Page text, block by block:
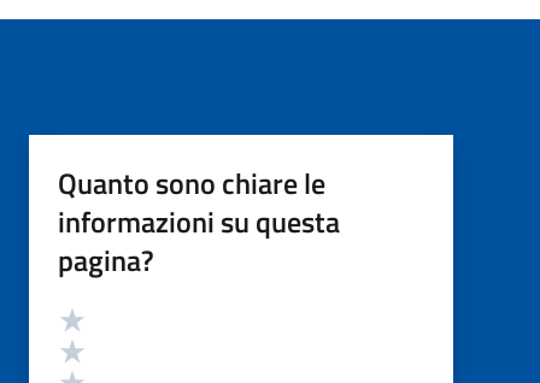
Quanto sono chiare le
informazioni su questa
pagina?
Valutazione